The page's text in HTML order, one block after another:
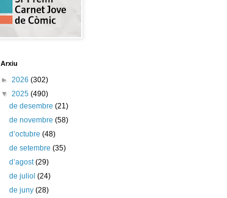
Arxiu
► 2026 (302)
▼ 2025 (490)
de desembre(21)
de novembre(58)
d’octubre(48)
de setembre(35)
d’agost(29)
de juliol(24)
de juny(28)